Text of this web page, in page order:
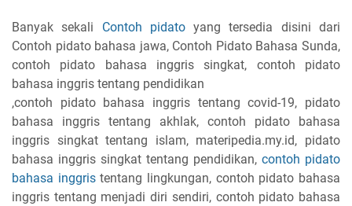
Banyak sekali Contoh pidatoyang tersedia disini dari
Contoh pidato bahasa jawa, Contoh Pidato Bahasa Sunda,
contoh pidato bahasa inggris singkat, contoh pidato
bahasa inggris tentang pendidikan
,contoh pidato bahasa inggris tentang covid-19, pidato
bahasa inggris tentang akhlak, contoh pidato bahasa
inggris singkat tentang islam, materipedia.my.id, pidato
bahasa inggris singkat tentang pendidikan, contoh pidato
bahasa inggristentang lingkungan, contoh pidato bahasa
inggris tentang menjadi diri sendiri, contoh pidato bahasa